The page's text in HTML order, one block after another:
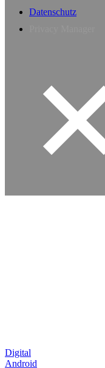
Datenschutz
Digital
Android